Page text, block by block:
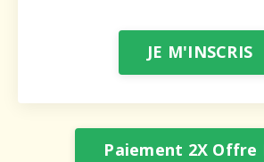
JE M'INSCRIS
Paiement 2X Offre